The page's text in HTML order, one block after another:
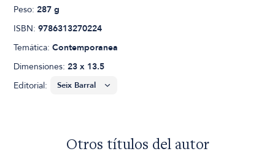
Peso:287 g
ISBN:9786313270224
Temática:Contemporanea
Dimensiones:23 x 13.5
Editorial:
Otros títulos del autor